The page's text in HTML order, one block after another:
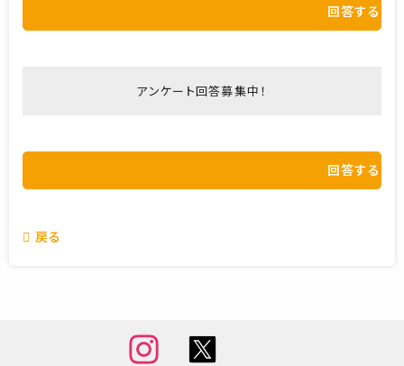
回答する
アンケート回答募集中！
回答する
戻る